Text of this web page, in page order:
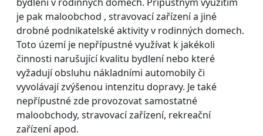
je pak maloobchod , stravovací zařízení a jiné
drobné podnikatelské aktivity v rodinných domech.
Toto území je nepřípustné využívat k jakékoli
činnosti narušující kvalitu bydlení nebo které
vyžadují obsluhu nákladními automobily či
vyvolávají zvýšenou intenzitu dopravy. Je také
nepřípustné zde provozovat samostatné
maloobchody, stravovací zařízení, rekreační
zařízení apod.